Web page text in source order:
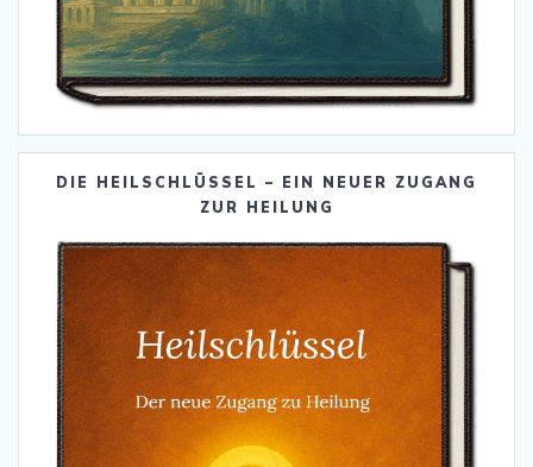
DIE HEILSCHLÜSSEL – EIN NEUER ZUGANG
ZUR HEILUNG